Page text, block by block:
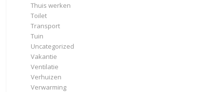
Thuis werken
Toilet
Transport
Tuin
Uncategorized
Vakantie
Ventilatie
Verhuizen
Verwarming